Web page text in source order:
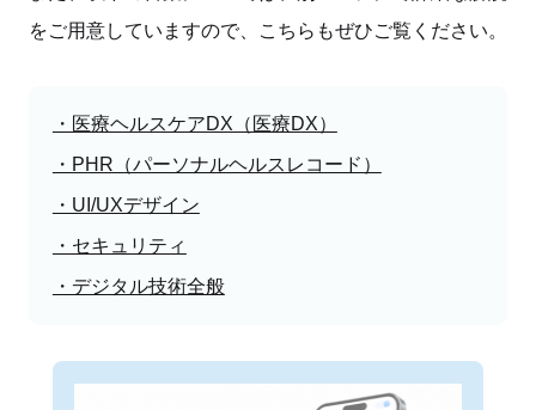
をご用意していますので、こちらもぜひご覧ください。
・医療ヘルスケアDX（医療DX）
・PHR（パーソナルヘルスレコード）
・UI/UXデザイン
・セキュリティ
・デジタル技術全般